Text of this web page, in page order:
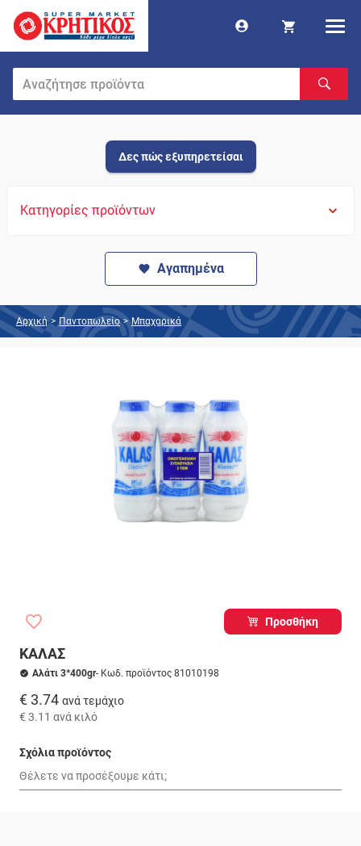
Δες πώς εξυπηρετείσαι
Κατηγορίες προϊόντων
Αγαπημένα
Αρχική > Παντοπωλείο > Μπαχαρικά
Προσθήκη
ΚΑΛΑΣ
Αλάτι 3*400gr- Κωδ. προϊόντος 81010198
€ 3.74 ανά τεμάχιο
€ 3.11 ανά κιλό
Σχόλια προϊόντος